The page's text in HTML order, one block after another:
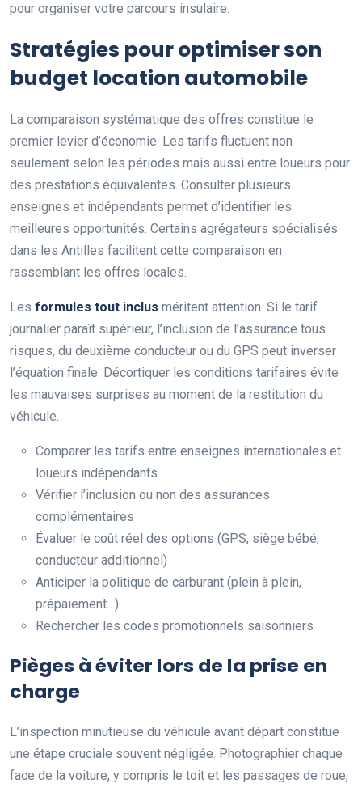
pour organiser votre parcours insulaire.
Stratégies pour optimiser son
budget location automobile
La comparaison systématique des offres constitue le
premier levier d’économie. Les tarifs fluctuent non
seulement selon les périodes mais aussi entre loueurs pour
des prestations équivalentes. Consulter plusieurs
enseignes et indépendants permet d’identifier les
meilleures opportunités. Certains agrégateurs spécialisés
dans les Antilles facilitent cette comparaison en
rassemblant les offres locales.
Les formules tout inclus méritent attention. Si le tarif
journalier paraît supérieur, l’inclusion de l’assurance tous
risques, du deuxième conducteur ou du GPS peut inverser
l’équation finale. Décortiquer les conditions tarifaires évite
les mauvaises surprises au moment de la restitution du
véhicule.
Comparer les tarifs entre enseignes internationales et
loueurs indépendants
Vérifier l’inclusion ou non des assurances
complémentaires
Évaluer le coût réel des options (GPS, siège bébé,
conducteur additionnel)
Anticiper la politique de carburant (plein à plein,
prépaiement…)
Rechercher les codes promotionnels saisonniers
Pièges à éviter lors de la prise en
charge
L’inspection minutieuse du véhicule avant départ constitue
une étape cruciale souvent négligée. Photographier chaque
face de la voiture, y compris le toit et les passages de roue,